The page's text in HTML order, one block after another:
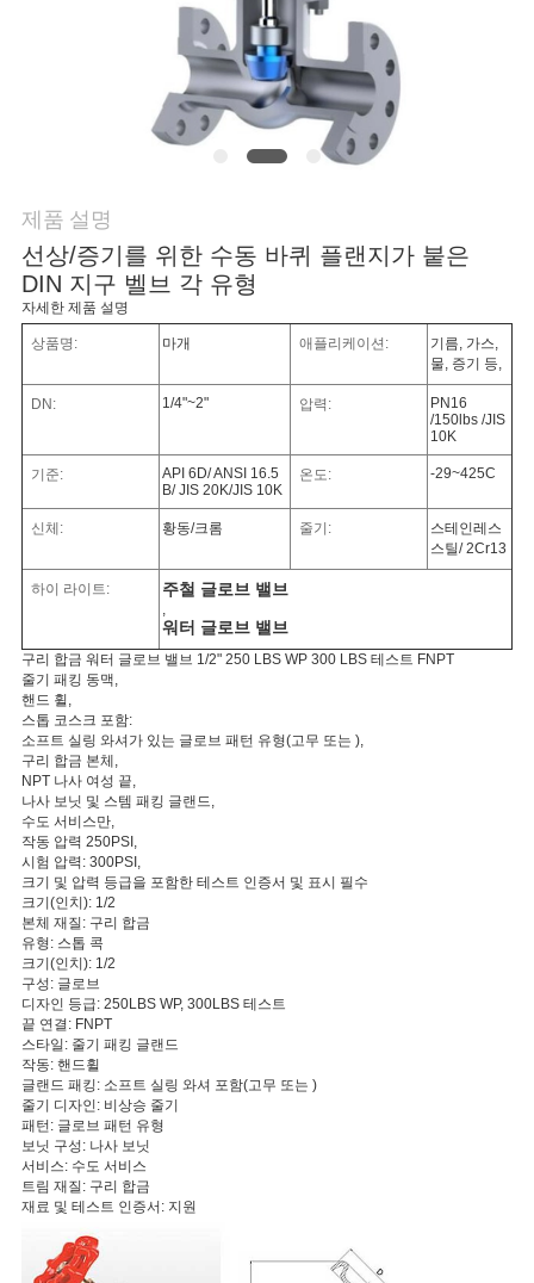
식
인
문
을
요
하
세
요
사
이
트
맵
PRIVACY
POLICY
제품 설명
선상/증기를 위한 수동 바퀴 플랜지가 붙은
DIN 지구 벨브 각 유형
자세한 제품 설명
상품명: 마개 애플리케이션:
기름, 가스,
물, 증기 등,
DN: 1/4"~2" 압력:
PN16
/150lbs /JIS
10K
기준:
API 6D/ ANSI 16.5
B/ JIS 20K/JIS 10K
온도: -29~425C
신체: 황동/크롬 줄기:
스테인레스
스틸/ 2Cr13
하이 라이트: 주철 글로브 밸브
,
워터 글로브 밸브
구리 합금 워터 글로브 밸브 1/2" 250 LBS WP 300 LBS 테스트 FNPT
줄기 패킹 동맥,
핸드 휠,
스톱 코스크 포함:
소프트 실링 와셔가 있는 글로브 패턴 유형(고무 또는 ),
구리 합금 본체,
NPT 나사 여성 끝,
나사 보닛 및 스템 패킹 글랜드,
수도 서비스만,
작동 압력 250PSI,
시험 압력: 300PSI,
크기 및 압력 등급을 포함한 테스트 인증서 및 표시 필수
크기(인치): 1/2
본체 재질: 구리 합금
유형: 스톱 콕
크기(인치): 1/2
구성: 글로브
디자인 등급: 250LBS WP, 300LBS 테스트
끝 연결: FNPT
스타일: 줄기 패킹 글랜드
작동: 핸드휠
글랜드 패킹: 소프트 실링 와셔 포함(고무 또는 )
줄기 디자인: 비상승 줄기
패턴: 글로브 패턴 유형
보닛 구성: 나사 보닛
서비스: 수도 서비스
트림 재질: 구리 합금
재료 및 테스트 인증서: 지원